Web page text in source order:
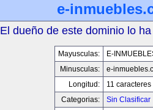
e-
El dueño de este dominio lo
Mayusculas:
E-
Minusculas:
e-
Longitud:
11 caracteres
Categorias:
Sin Clasificar